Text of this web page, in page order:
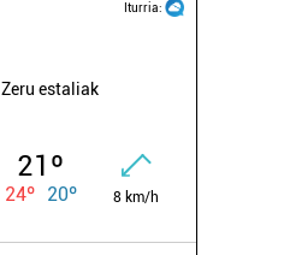
Iturria:
Zeru estaliak
21º
24º 20º 8 km/h